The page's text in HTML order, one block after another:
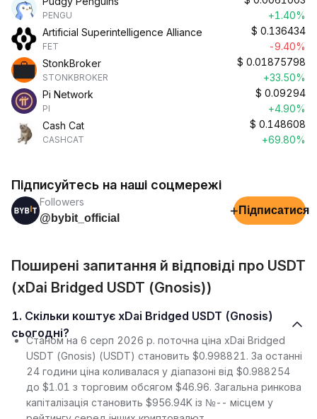
PENGU
+1.40%
Artificial Superintelligence Alliance
FET
$ 0.136434
-9.40%
StonkBroker
STONKBROKER
$ 0.01875798
+33.50%
Pi Network
PI
$ 0.09294
+4.90%
Cash Cat
CASHCAT
$ 0.148608
+69.80%
Підписуйтесь на наші соцмережі
Followers
@bybit_official
+ Підписатися
Поширені запитання й відповіді про USDT
(xDai Bridged USDT (Gnosis))
1. Скільки коштує xDai Bridged USDT (Gnosis)
сьогодні?
Станом на 6 серп 2026 р. поточна ціна xDai Bridged
USDT (Gnosis) (USDT) становить $0.998821. За останні
24 години ціна коливалася у діапазоні від $0.988254
до $1.01 з торговим обсягом $46.96. Загальна ринкова
капіталізація становить $956.94K із №-- місцем у